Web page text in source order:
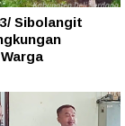
Sibolangit